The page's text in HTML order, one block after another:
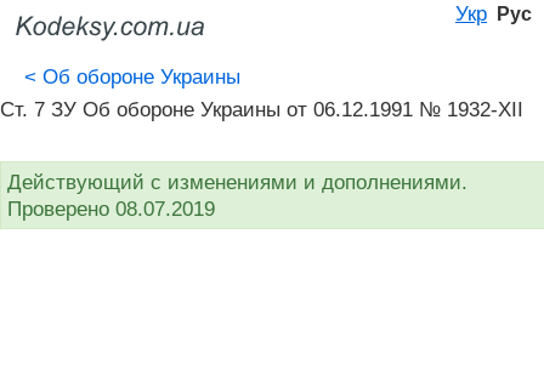
Укр Рус
< Об обороне Украины
Ст. 7 ЗУ Об обороне Украины от 06.12.1991 № 1932-XII
Действующий с изменениями и дополнениями.
Проверено 08.07.2019